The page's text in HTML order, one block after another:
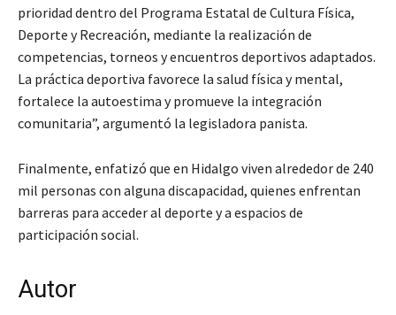
prioridad dentro del Programa Estatal de Cultura Física,
Deporte y Recreación, mediante la realización de
competencias, torneos y encuentros deportivos adaptados.
La práctica deportiva favorece la salud física y mental,
fortalece la autoestima y promueve la integración
comunitaria”, argumentó la legisladora panista.
Finalmente, enfatizó que en Hidalgo viven alrededor de 240
mil personas con alguna discapacidad, quienes enfrentan
barreras para acceder al deporte y a espacios de
participación social.
Autor